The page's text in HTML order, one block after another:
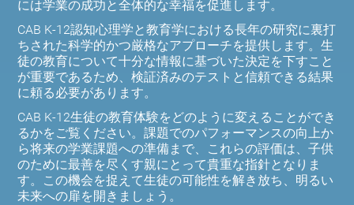
には学業の成功と全体的な幸福を促進します。
CAB K-12認知心理学と教育学における長年の研究に裏打
ちされた科学的かつ厳格なアプローチを提供します。生
徒の教育について十分な情報に基づいた決定を下すこと
が重要であるため、検証済みのテストと信頼できる結果
に頼る必要があります。
CAB K-12生徒の教育体験をどのように変えることができ
るかをご覧ください。課題でのパフォーマンスの向上か
ら将来の学業課題への準備まで、これらの評価は、子供
のために最善を尽くす親にとって貴重な指針となりま
す。この機会を捉えて生徒の可能性を解き放ち、明るい
未来への扉を開きましょう。